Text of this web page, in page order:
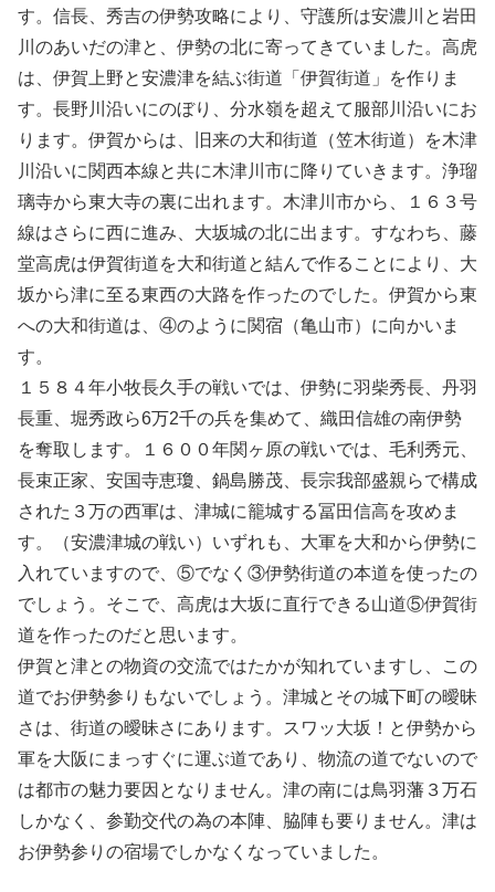
す。信長、秀吉の伊勢攻略により、守護所は安濃川と岩田
川のあいだの津と、伊勢の北に寄ってきていました。高虎
は、伊賀上野と安濃津を結ぶ街道「伊賀街道」を作りま
す。長野川沿いにのぼり、分水嶺を超えて服部川沿いにお
ります。伊賀からは、旧来の大和街道（笠木街道）を木津
川沿いに関西本線と共に木津川市に降りていきます。浄瑠
璃寺から東大寺の裏に出れます。木津川市から、１６３号
線はさらに西に進み、大坂城の北に出ます。すなわち、藤
堂高虎は伊賀街道を大和街道と結んで作ることにより、大
坂から津に至る東西の大路を作ったのでした。伊賀から東
への大和街道は、④のように関宿（亀山市）に向かいま
す。
１５８４年小牧長久手の戦いでは、伊勢に羽柴秀長、丹羽
長重、堀秀政ら6万2千の兵を集めて、織田信雄の南伊勢
を奪取します。１６００年関ヶ原の戦いでは、毛利秀元、
長束正家、安国寺恵瓊、鍋島勝茂、長宗我部盛親らで構成
された３万の西軍は、津城に籠城する冨田信高を攻めま
す。（安濃津城の戦い）いずれも、大軍を大和から伊勢に
入れていますので、⑤でなく③伊勢街道の本道を使ったの
でしょう。そこで、高虎は大坂に直行できる山道⑤伊賀街
道を作ったのだと思います。
伊賀と津との物資の交流ではたかが知れていますし、この
道でお伊勢参りもないでしょう。津城とその城下町の曖昧
さは、街道の曖昧さにあります。スワッ大坂！と伊勢から
軍を大阪にまっすぐに運ぶ道であり、物流の道でないので
は都市の魅力要因となりません。津の南には鳥羽藩３万石
しかなく、参勤交代の為の本陣、脇陣も要りません。津は
お伊勢参りの宿場でしかなくなっていました。